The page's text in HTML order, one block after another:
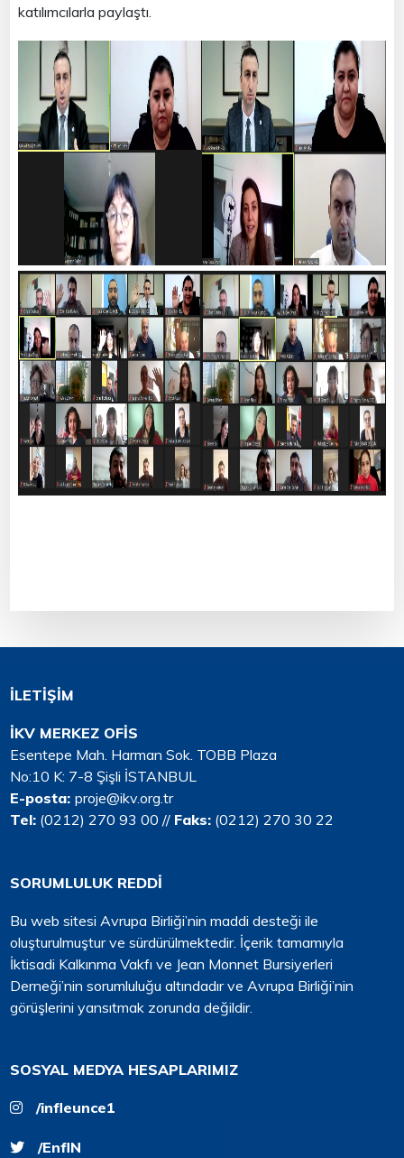
katılımcılarla paylaştı.
İLETİŞİM
İKV MERKEZ OFİS
Esentepe Mah. Harman Sok. TOBB Plaza
No:10 K: 7-8 Şişli İSTANBUL
E-posta:proje@ikv.org.tr
Tel: (0212) 270 93 00 // Faks: (0212) 270 30 22
SORUMLULUK REDDİ
Bu web sitesi Avrupa Birliği’nin maddi desteği ile
oluşturulmuştur ve sürdürülmektedir. İçerik tamamıyla
İktisadi Kalkınma Vakfı ve Jean Monnet Bursiyerleri
Derneği’nin sorumluluğu altındadır ve Avrupa Birliği’nin
görüşlerini yansıtmak zorunda değildir.
SOSYAL MEDYA HESAPLARIMIZ
/infleunce1
/EnflN